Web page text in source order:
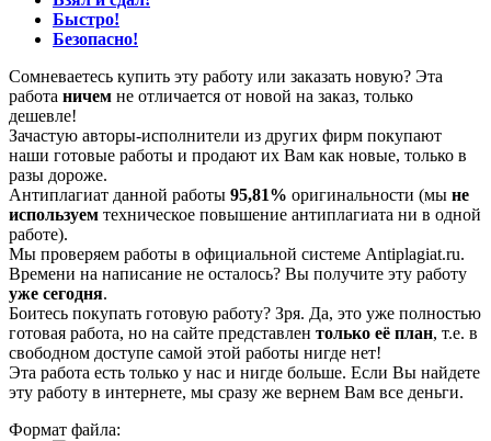
Быстро!
Безопасно!
Сомневаетесь купить эту работу или заказать новую? Эта
работа ничем не отличается от новой на заказ, только
дешевле!
Зачастую авторы-исполнители из других фирм покупают
наши готовые работы и продают их Вам как новые, только в
разы дороже.
Антиплагиат данной работы 95,81% оригинальности (мы не
используем техническое повышение антиплагиата ни в одной
работе).
Мы проверяем работы в официальной системе Аntiplagiat.ru.
Времени на написание не осталось? Вы получите эту работу
уже сегодня.
Боитесь покупать готовую работу? Зря. Да, это уже полностью
готовая работа, но на сайте представлен только её план, т.е. в
свободном доступе самой этой работы нигде нет!
Эта работа есть только у нас и нигде больше. Если Вы найдете
эту работу в интернете, мы сразу же вернем Вам все деньги.
Формат файла: